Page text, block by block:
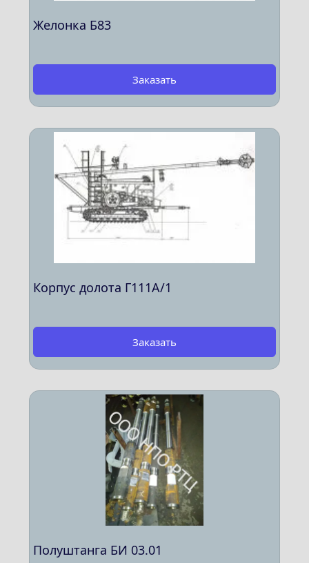
Желонка Б83
Заказать
Корпус долота Г111А/1
Заказать
Полуштанга БИ 03.01